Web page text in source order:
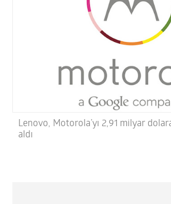
Lenovo, Motorola’yı 2,91 milyar
aldı